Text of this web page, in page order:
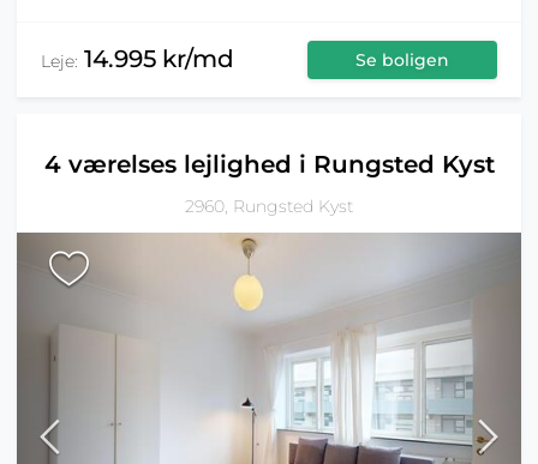
Leje: 14.995 kr/md Se boligen
4 værelses lejlighed i Rungsted Kyst
2960, Rungsted Kyst